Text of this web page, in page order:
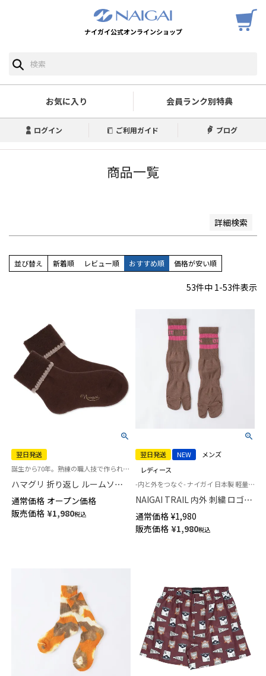
ナイガイ公式オンラインショップ
お気に入り 会員ランク別特典
ログイン ご利用ガイド ブログ
商品一覧
詳細検索
並び順
新着順
価格が高い順
優先度順
キーワードヒット順
並び替え 新着順 レビュー順 おすすめ順 価格が安い順
53件中 1-53件表示
翌日発送
誕生から70年。熟練の職人技で作られた逸品「ハマグリ」パイルソックス 冷えとり靴下
ハマグリ 折り返し ルームソッ
クス ホームカバー 室内用 【365
日最短翌日発送】03002220
通常価格 オープン価格
販売価格 ¥1,980税込
翌日発送 NEW
メンズ
レディース
-内と外をつなぐ- ナイガイ 日本製 軽量 UL ウルトラライト 登山 キャンプ トレイル 和紙糸足袋ソックス
NAIGAI TRAIL 内外 刺繍 ロゴ
INOUT カットボス 和紙糸足袋
ソックス ケンスタさんコラボ
登山 ソックス メンズ レディー
通常価格 ¥1,980
販売価格 ¥1,980税込